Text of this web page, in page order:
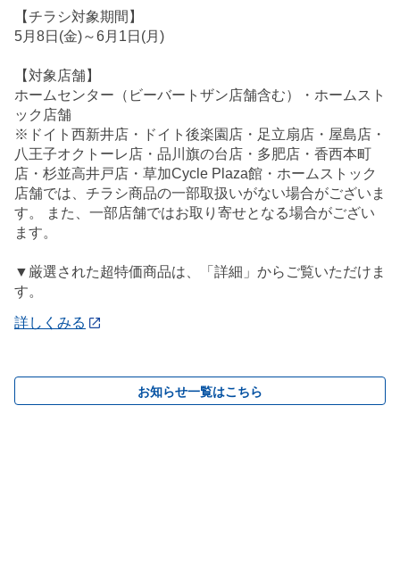
【チラシ対象期間】
5月8日(金)～6月1日(月)
【対象店舗】
ホームセンター（ビーバートザン店舗含む）・ホームスト
ック店舗
※ドイト西新井店・ドイト後楽園店・足立扇店・屋島店・
八王子オクトーレ店・品川旗の台店・多肥店・香西本町
店・杉並高井戸店・草加Cycle Plaza館・ホームストック
店舗では、チラシ商品の一部取扱いがない場合がございま
す。 また、一部店舗ではお取り寄せとなる場合がござい
ます。
▼厳選された超特価商品は、「詳細」からご覧いただけま
す。
詳しくみる
お知らせ一覧はこちら